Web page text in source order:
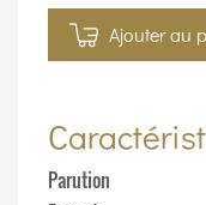
Ajouter au
Parution